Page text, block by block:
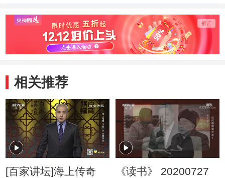
的意义
能更好地传承中华
传统文化的优秀基
因
义核
本内容
相关推荐
[百家讲坛]海上传奇
《读书》 20200727